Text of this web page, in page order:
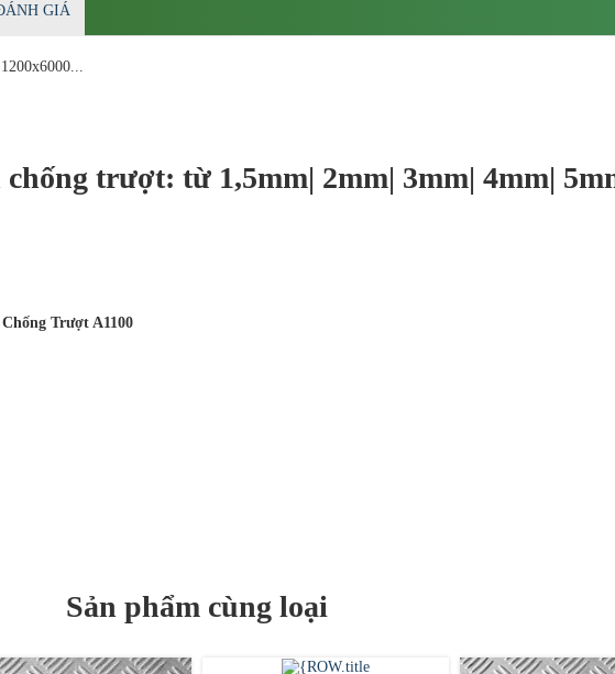
GIÁ
trượt: từ 1,5mm| 2mm| 3mm| 4mm|
Trượt A1100
Sản phẩm cùng loại